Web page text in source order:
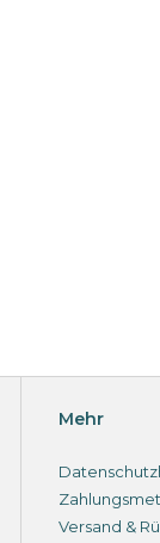
Mehr
Versand &